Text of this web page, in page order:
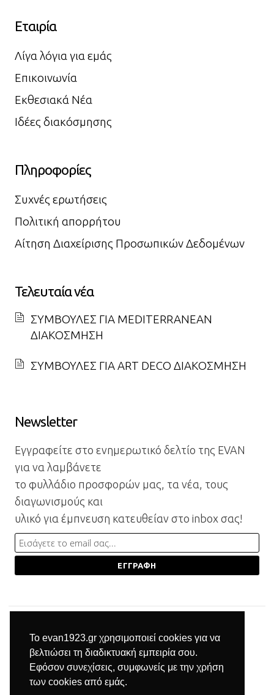
Το evan1923.gr χρησιμοποιεί cookies για να
βελτιώσει τη διαδικτυακή εμπειρία σου.
Εφόσον συνεχίσεις, συμφωνείς με την χρήση
των cookies από εμάς.
Εταιρία
Λίγα λόγια για εμάς
Επικοινωνία
Εκθεσιακά Νέα
Ιδέες διακόσμησης
Πληροφορίες
Συχνές ερωτήσεις
Πολιτική απορρήτου
Αίτηση Διαχείρισης Προσωπικών Δεδομένων
Τελευταία νέα
ΣΥΜΒΟΥΛΕΣ ΓΙΑ MEDITERRANEAN
ΔΙΑΚΟΣΜΗΣΗ
ΣΥΜΒΟΥΛΕΣ ΓΙΑ ART DECO ΔΙΑΚΟΣΜΗΣΗ
Newsletter
Εγγραφείτε στο ενημερωτικό δελτίο της EVAN
για να λαμβάνετε
το φυλλάδιο προσφορών μας, τα νέα, τους
διαγωνισμούς και
υλικό για έμπνευση κατευθείαν στο inbox σας!